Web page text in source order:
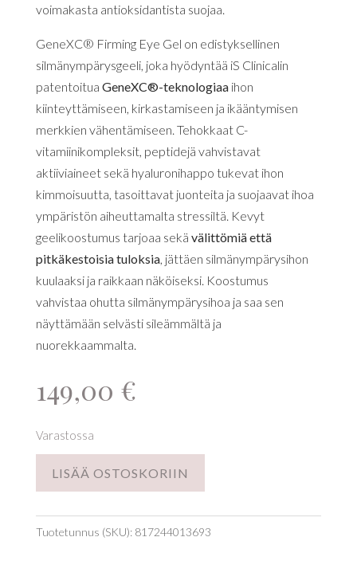
voimakasta antioksidantista suojaa.
GeneXC® Firming Eye Gel on edistyksellinen
silmänympärysgeeli, joka hyödyntää iS Clinicalin
patentoitua GeneXC®-teknologiaaihon
kiinteyttämiseen, kirkastamiseen ja ikääntymisen
merkkien vähentämiseen. Tehokkaat C-
vitamiinikompleksit, peptidejä vahvistavat
aktiiviaineet sekä hyaluronihappo tukevat ihon
kimmoisuutta, tasoittavat juonteita ja suojaavat ihoa
ympäristön aiheuttamalta stressiltä. Kevyt
geelikoostumus tarjoaa sekä välittömiä että
pitkäkestoisia tuloksia, jättäen silmänympärysihon
kuulaaksi ja raikkaan näköiseksi. Koostumus
vahvistaa ohutta silmänympärysihoa ja saa sen
näyttämään selvästi sileämmältä ja
nuorekkaammalta.
149,00 €
Varastossa
LISÄÄ OSTOSKORIIN
Tuotetunnus (SKU): 817244013693